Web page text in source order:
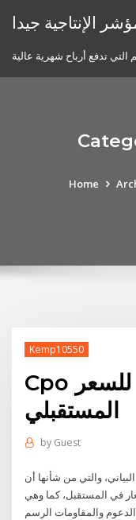
الإنتاجية جيدا
التي تدفع أرباح شهرية عالية
Home
Kemp10550
Cpo الرسم البياني للسعر
المستقبلي
by Guest
والتي من شأنها أن
في المستقبل، كما وهي
والمقاومات الرسم